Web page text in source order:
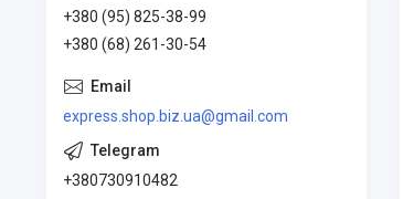
+380 (95) 825-38-99
+380 (68) 261-30-54
express.shop.biz.ua@gmail.com
+380730910482